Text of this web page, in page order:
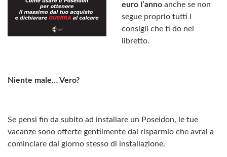
euro l’anno anche se non
segue proprio tutti i
consigli che ti do nel
libretto.
Niente male… Vero?
Se pensi fin da subito ad installare un Poseidon, le tue
vacanze sono offerte gentilmente dal risparmio che avrai a
cominciare dal giorno stesso di installazione.